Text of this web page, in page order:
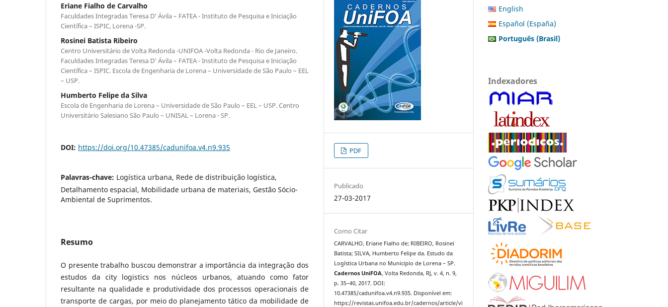
Eriane Fialho de Carvalho
Faculdades Integradas Teresa D’ Ávila – FATEA - Instituto de Pesquisa e Iniciação
Científica – ISPIC, Lorena -SP.
Rosinei Batista Ribeiro
Centro Universitário de Volta Redonda -UNIFOA -Volta Redonda - Rio de Janeiro.
Faculdades Integradas Teresa D’ Ávila – FATEA - Instituto de Pesquisa e Iniciação
Científica – ISPIC. Escola de Engenharia de Lorena – Universidade de São Paulo – EEL
– USP.
Humberto Felipe da Silva
Escola de Engenharia de Lorena – Universidade de São Paulo – EEL – USP. Centro
Universitário Salesiano São Paulo – UNISAL – Lorena - SP.
DOI: https://doi.org/10.47385/cadunifoa.v4.n9.935
Palavras-chave: Logística urbana, Rede de distribuição logística,
Detalhamento espacial, Mobilidade urbana de materiais, Gestão Sócio-
Ambiental de Suprimentos.
Resumo
O presente trabalho buscou demonstrar a importância da integração dos
estudos da city logistics nos núcleos urbanos, atuando como fator
resultante na qualidade e produtividade dos processos operacionais de
transporte de cargas, por meio do planejamento tático da mobilidade de
PDF
Publicado
27-03-2017
Como Citar
CARVALHO, Eriane Fialho de; RIBEIRO, Rosinei
Batista; SILVA, Humberto Felipe da. Estudo da
Logística Urbana no Municipio de Lorena – SP.
Cadernos UniFOA, Volta Redonda, RJ, v. 4, n. 9,
p. 35–40, 2017. DOI:
10.47385/cadunifoa.v4.n9.935. Disponível em:
https://revistas.unifoa.edu.br/cadernos/article/vi
English
Español (España)
Português (Brasil)
Indexadores